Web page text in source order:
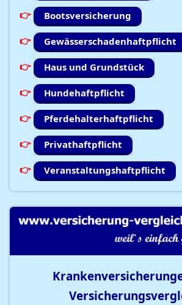
Bootsversicherung
Gewässerschadenhaftpflicht
Haus und Grundstück
Hundehaftpflicht
Pferdehalterhaftpflicht
Privathaftpflicht
Veranstaltungshaftpflicht